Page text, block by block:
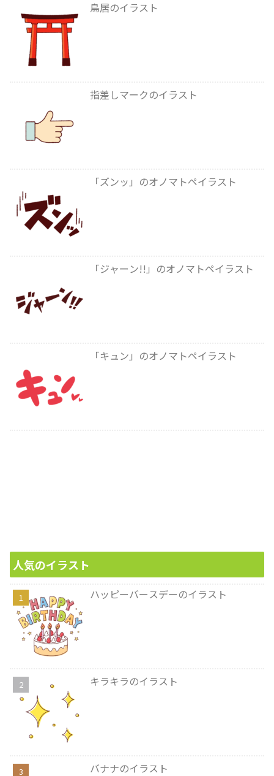
鳥居のイラスト
指差しマークのイラスト
「ズンッ」のオノマトペイラスト
「ジャーン!!」のオノマトペイラスト
「キュン」のオノマトペイラスト
人気のイラスト
ハッピーバースデーのイラスト
キラキラのイラスト
バナナのイラスト